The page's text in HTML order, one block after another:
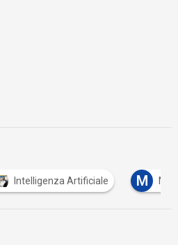
Intelligenza Artificiale M